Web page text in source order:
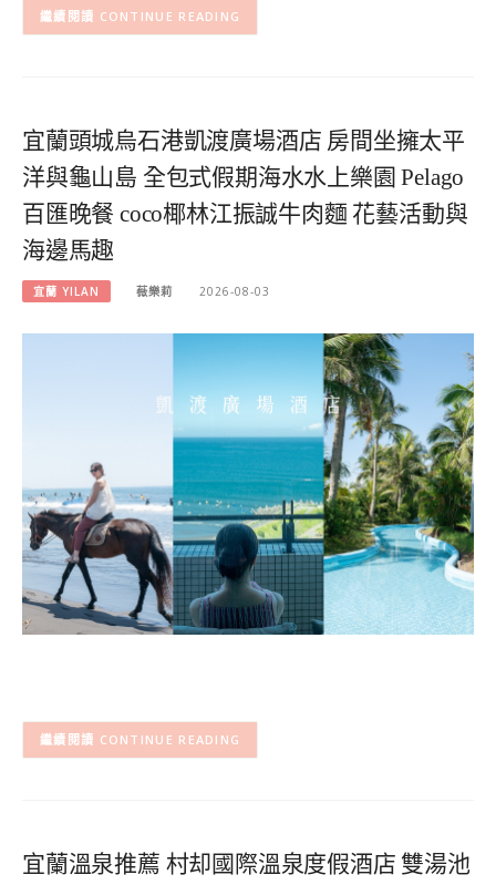
CONTINUE READING
宜蘭頭城烏石港凱渡廣場酒店 房間坐擁太平
洋與龜山島 全包式假期海水水上樂園 Pelago
百匯晚餐 coco椰林江振誠牛肉麵 花藝活動與
海邊馬趣
宜蘭 YILAN 薇樂莉 2026-08-03
CONTINUE READING
宜蘭溫泉推薦 村却國際溫泉度假酒店 雙湯池